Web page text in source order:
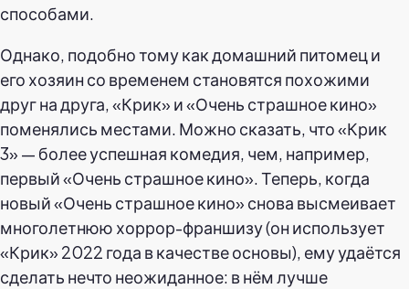
способами.
Однако, подобно тому как домашний питомец и
его хозяин со временем становятся похожими
друг на друга, «Крик» и «Очень страшное кино»
поменялись местами. Можно сказать, что «Крик
3» — более успешная комедия, чем, например,
первый «Очень страшное кино». Теперь, когда
новый «Очень страшное кино» снова высмеивает
многолетнюю хоррор-франшизу (он использует
«Крик» 2022 года в качестве основы), ему удаётся
сделать нечто неожиданное: в нём лучше